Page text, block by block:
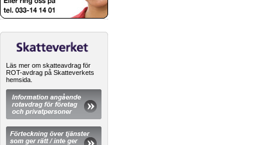
Läs mer om skatteavdrag för
ROT-avdrag på Skatteverkets
hemsida.